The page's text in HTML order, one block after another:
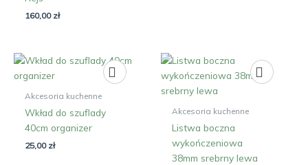
160,00 zł
Akcesoria kuchenne
Wkład do szuflady
40cm organizer
25,00 zł
Akcesoria kuchenne
Listwa boczna
wykończeniowa
38mm srebrny lewa